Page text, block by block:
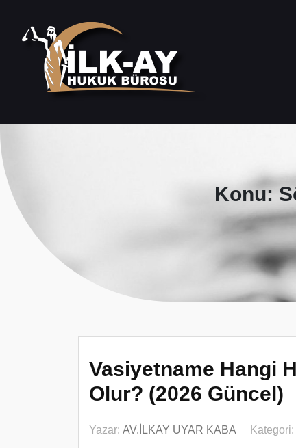
Konu:
Vasiyetname Hangi
Olur? (2026 Güncel)
Yazar: AV.İLKAY UYAR KABA Kategori: